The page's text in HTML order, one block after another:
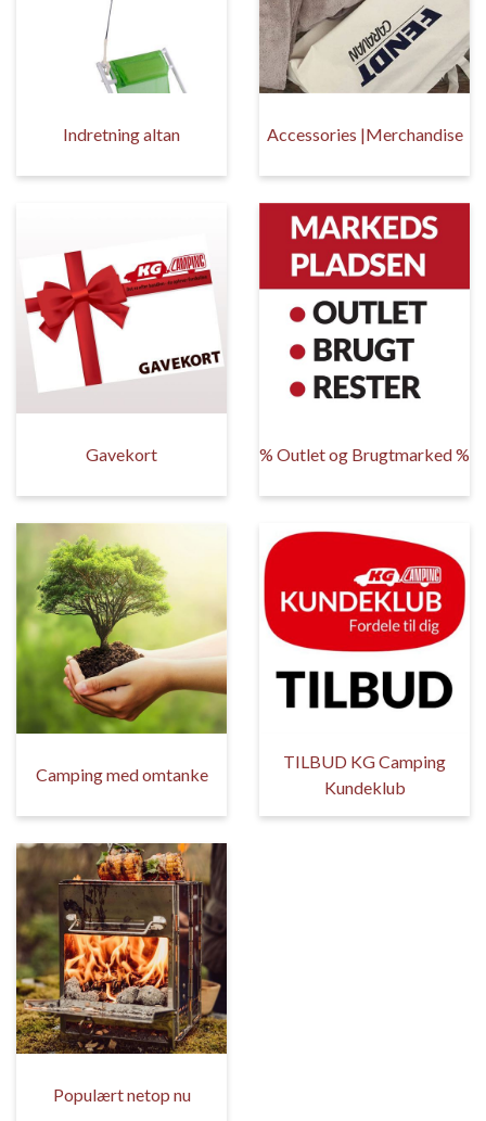
Indretning altan Accessories |Merchandise
Gavekort % Outlet og Brugtmarked %
Camping med omtanke
TILBUD KG Camping
Kundeklub
Populært netop nu